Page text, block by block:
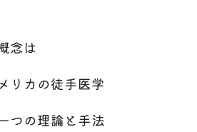
念は
リカの徒手医学
つの理論と手法